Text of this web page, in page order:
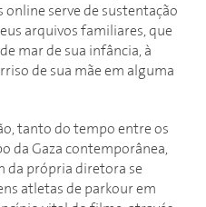
online serve de sustentação
arquivos familiares, que
mar de sua infância, à
de sua mãe em alguma
tanto do tempo entre os
da Gaza contemporânea,
da própria diretora se
atletas de parkour em